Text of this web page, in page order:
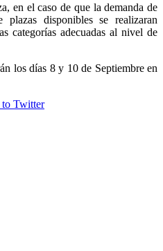
en el caso de que la demanda de
disponibles se realizaran
categorías adecuadas al nivel de
los días 8 y 10 de Septiembre en